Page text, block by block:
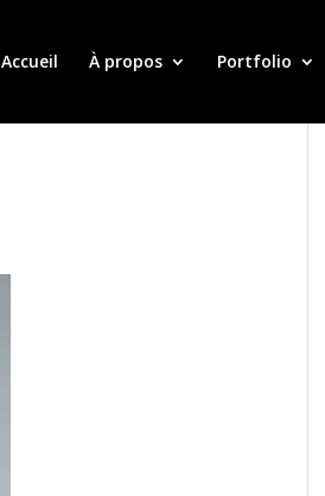
Accueil À propos Portfolio